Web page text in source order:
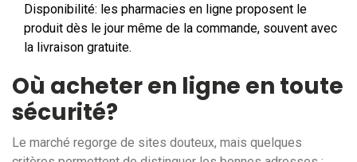
Disponibilité: les pharmacies en ligne proposent le
produit dès le jour même de la commande, souvent avec
la livraison gratuite.
Où acheter en ligne en toute
sécurité?
Le marché regorge de sites douteux, mais quelques